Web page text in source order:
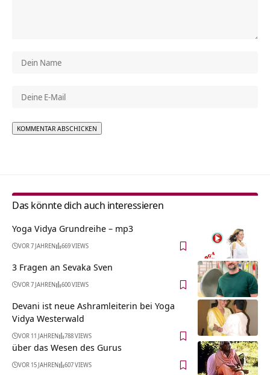
Das könnte dich auch interessieren
Yoga Vidya Grundreihe – mp3
VOR 7 JAHREN 669 VIEWS
3 Fragen an Sevaka Sven
VOR 7 JAHREN 600 VIEWS
Devani ist neue Ashramleiterin bei Yoga
Vidya Westerwald
VOR 11 JAHREN 788 VIEWS
über das Wesen des Gurus
VOR 15 JAHREN 607 VIEWS